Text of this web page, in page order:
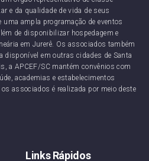
e da qualidade de vida de seus
uma ampla programação de eventos
de disponibilizar hospedagem e
em Jurerê. Os associados também
disponível em outras cidades de Santa
a APCEF/SC mantém convênios com
academias e estabelecimentos
associados é realizada por meio deste
Links Rápidos